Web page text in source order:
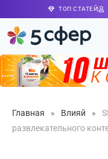
ТОП СТАТЕЙ
Главная » Влияй »
развлекательного